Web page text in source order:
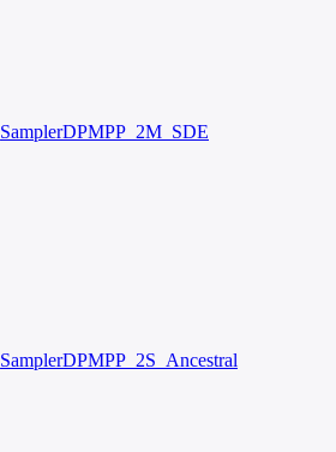
SamplerDPMPP_2M_SDE
SamplerDPMPP_2S_Ancestral